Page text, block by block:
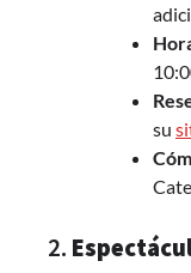
su
2.